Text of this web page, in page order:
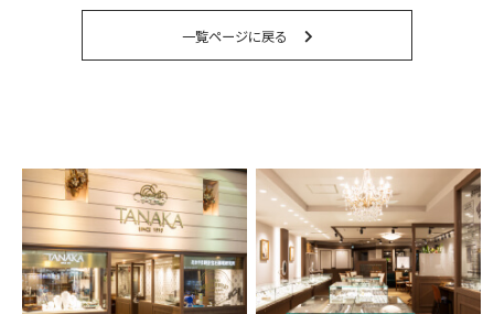
一覧ページに戻る